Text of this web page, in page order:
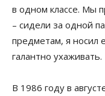
в одном классе. Мы
– сидели за одной
предметам, я носил
галантно ухаживать.
В 1986 году в